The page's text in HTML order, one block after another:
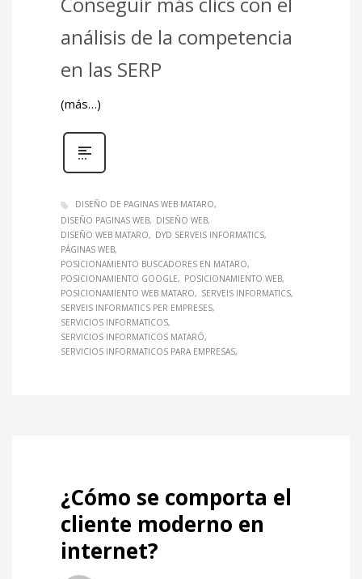
análisis de la competencia
en las SERP
(más…)
DISEÑO DE PAGINAS WEB MATARO
DISEÑO PAGINAS WEB
DISEÑO WEB
DISEÑO WEB MATARO
DYD SERVEIS INFORMATICS
PÁGINAS WEB
POSICIONAMIENTO BUSCADORES EN MATARO
POSICIONAMIENTO GOOGLE
POSICIONAMIENTO WEB
POSICIONAMIENTO WEB MATARO
SERVEIS INFORMATICS
SERVEIS INFORMATICS PER EMPRESES
SERVICIOS INFORMATICOS
SERVICIOS INFORMATICOS MATARÓ
SERVICIOS INFORMATICOS PARA EMPRESAS
¿Cómo se comporta el
cliente moderno en
internet?